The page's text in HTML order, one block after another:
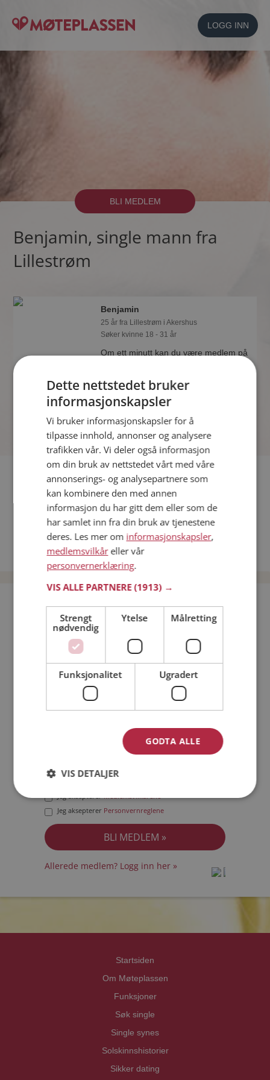
LOGG INN
BLI MEDLEM
Benjamin, single mann fra
Lillestrøm
Benjamin
25 år fra Lillestrøm i Akershus
Søker kvinne 18 - 31 år
Om ett minutt kan du være medlem på
lettere å finne kjærligheten på nettet!
Fler single
Flere singlemenn fra Lillestrøm: Alfa,Krzystof,Sven
Kvinner fra Lillestrøm
Date kvinner i Norge
Date menn i Norge
Bli medlem gratis!
Jeg er en: Mann Kvinne
Min alder:
Jeg akseptererMedlemsvilkårene
Jeg aksepterer Personvernreglene
Allerede medlem? Logg inn her »
Startsiden
Om Møteplassen
Funksjoner
Søk single
Single synes
Solskinnshistorier
Sikker dating
Dette nettstedet bruker
informasjonskapsler
Vi bruker informasjonskapsler for å
tilpasse innhold, annonser og analysere
trafikken vår. Vi deler også informasjon
om din bruk av nettstedet vårt med våre
annonserings- og analysepartnere som
kan kombinere den med annen
informasjon du har gitt dem eller som de
har samlet inn fra din bruk av tjenestene
deres. Les mer om informasjonskapsler,
medlemsvilkåreller vår
personvernerklæring.
VIS ALLE PARTNERE(1913) →
Strengt
nødvendig
Ytelse Målretting
Funksjonalitet Ugradert
GODTA ALLE
VIS DETALJER